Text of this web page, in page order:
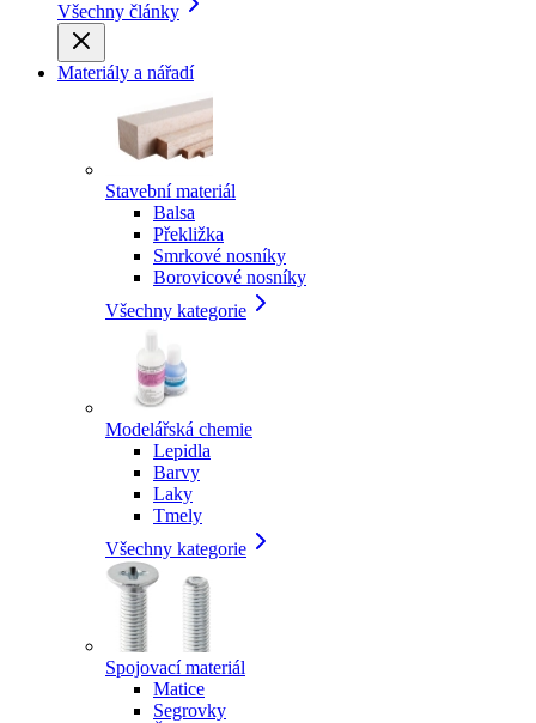
Všechny články
Materiály a nářadí
Stavební materiál
Balsa
Překližka
Smrkové nosníky
Borovicové nosníky
Všechny kategorie
Modelářská chemie
Lepidla
Barvy
Laky
Tmely
Všechny kategorie
Spojovací materiál
Matice
Segrovky